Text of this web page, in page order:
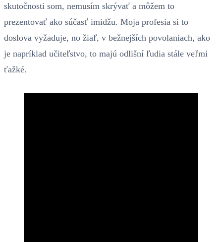
skutočnosti som, nemusím skrývať a môžem to
prezentovať ako súčasť imidžu. Moja profesia si to
doslova vyžaduje, no žiaľ, v bežnejších povolaniach, ako
je napríklad učiteľstvo, to majú odlišní ľudia stále veľmi
ťažké.